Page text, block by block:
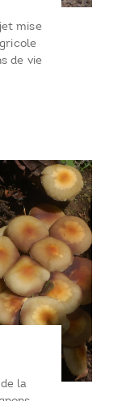
mise
de vie
la